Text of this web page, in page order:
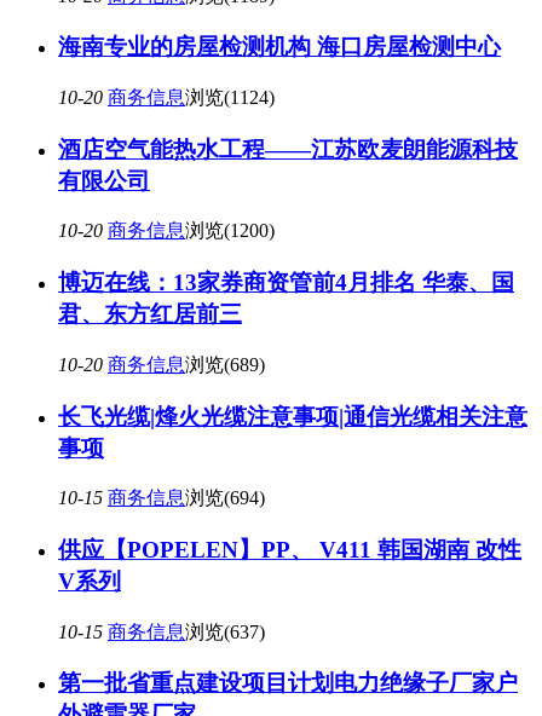
海南专业的房屋检测机构 海口房屋检测中心
10-20 商务信息浏览(1124)
酒店空气能热水工程——江苏欧麦朗能源科技
有限公司
10-20 商务信息浏览(1200)
博迈在线：13家券商资管前4月排名 华泰、国
君、东方红居前三
10-20 商务信息浏览(689)
长飞光缆|烽火光缆注意事项|通信光缆相关注意
事项
10-15 商务信息浏览(694)
供应【POPELEN】PP、 V411 韩国湖南 改性
V系列
10-15 商务信息浏览(637)
第一批省重点建设项目计划电力绝缘子厂家户